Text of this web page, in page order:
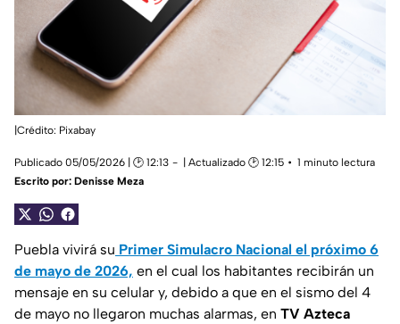
|Crédito: Pixabay
Publicado 05/05/2026 | 🕑 12:13 | Actualizado 🕑 12:15
1 minuto lectura
Escrito por: Denisse Meza
Puebla vivirá su Primer Simulacro Nacional el próximo 6
de mayo de 2026, en el cual los habitantes recibirán un
mensaje en su celular y, debido a que en el sismo del 4
de mayo no llegaron muchas alarmas, en TV Azteca